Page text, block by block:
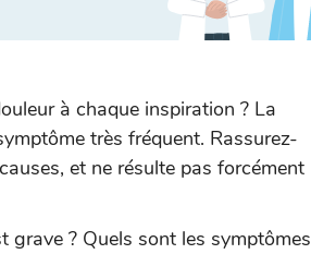
à chaque inspiration ? La
très fréquent. Rassurez-
et ne résulte pas forcément
grave ? Quels sont les symptômes